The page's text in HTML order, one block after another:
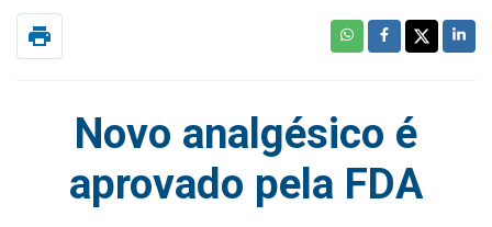
print
Novo analgésico é
aprovado pela FDA